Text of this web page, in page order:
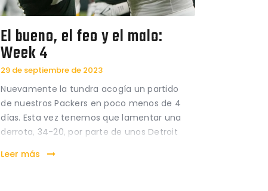
El bueno, el feo y el malo:
Week 4
29 de septiembre de 2023
Nuevamente la tundra acogía un partido
de nuestros Packers en poco menos de 4
días. Esta vez tenemos que lamentar una
derrota, 34-20, por parte de unos Detroit
durante el partido. A pesar de la
Leer más